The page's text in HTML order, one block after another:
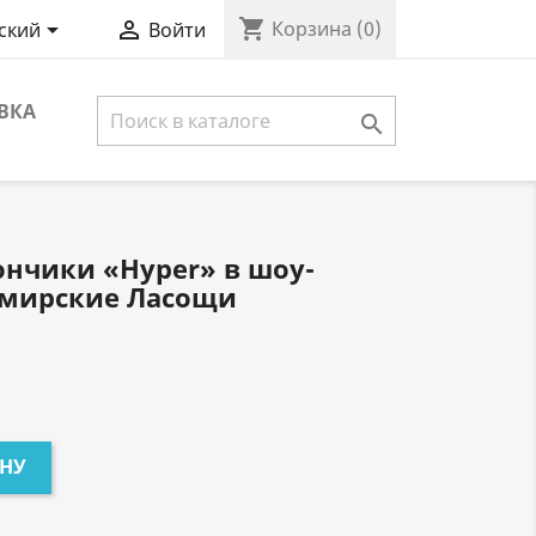
  Войти shopping_cart Корзина (0)

«Hyper» в шоу-
Ласощи